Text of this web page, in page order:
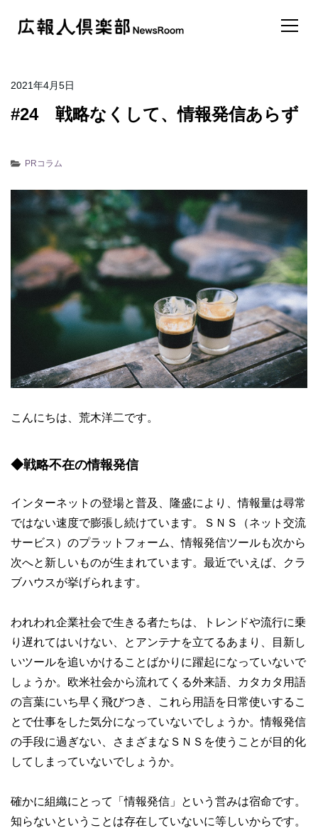
2021年4月5日
#24 戦略なくして、情報発信あらず
PRコラム
こんにちは、荒木洋二です。
◆戦略不在の情報発信
インターネットの登場と普及、隆盛により、情報量は尋常
ではない速度で膨張し続けています。ＳＮＳ（ネット交流
サービス）のプラットフォーム、情報発信ツールも次から
次へと新しいものが生まれています。最近でいえば、クラ
ブハウスが挙げられます。
われわれ企業社会で生きる者たちは、トレンドや流行に乗
り遅れてはいけない、とアンテナを立てるあまり、目新し
いツールを追いかけることばかりに躍起になっていないで
しょうか。欧米社会から流れてくる外来語、カタカタ用語
の言葉にいち早く飛びつき、これら用語を日常使いするこ
とで仕事をした気分になっていないでしょうか。情報発信
の手段に過ぎない、さまざまなＳＮＳを使うことが目的化
してしまっていないでしょうか。
確かに組織にとって「情報発信」という営みは宿命です。
知らないということは存在していないに等しいからです。